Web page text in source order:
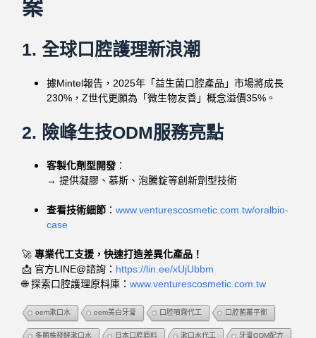
案
1. 全球口腔護理新浪潮
據Mintel報告，2025年「益生菌口腔產品」市場將成長
230%，Z世代更願為「微生物友善」概念溢價35%。
2. 險峰生技ODM服務亮點
客製化劑型開發 ：
→ 提供凝膠、慕斯、泡騰錠等創新劑型技術
查看技術細節 ：www.venturescosmetic.com.tw/oralbio-
case
🚀專業代工支援，快速打造差異化產品！
📩 官方LINE@諮詢： https://lin.ee/xUjUbbm
🌐 探索口腔護理原料庫：www.venturescosmetic.com.tw
oem漱口水 oem美白牙膏 口腔噴霧代工 口腔菌叢平衡
多菌株發酵漱口水 日本口腔原料 漱口水代工 牙膏ODM配方